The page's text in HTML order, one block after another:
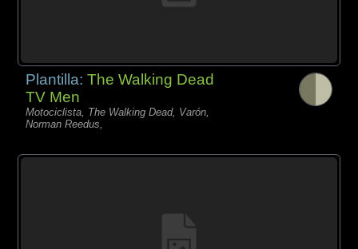
Plantilla:The Walking Dead
TV Men
Motociclista, The Walking Dead, Varón,
Norman Reedus,